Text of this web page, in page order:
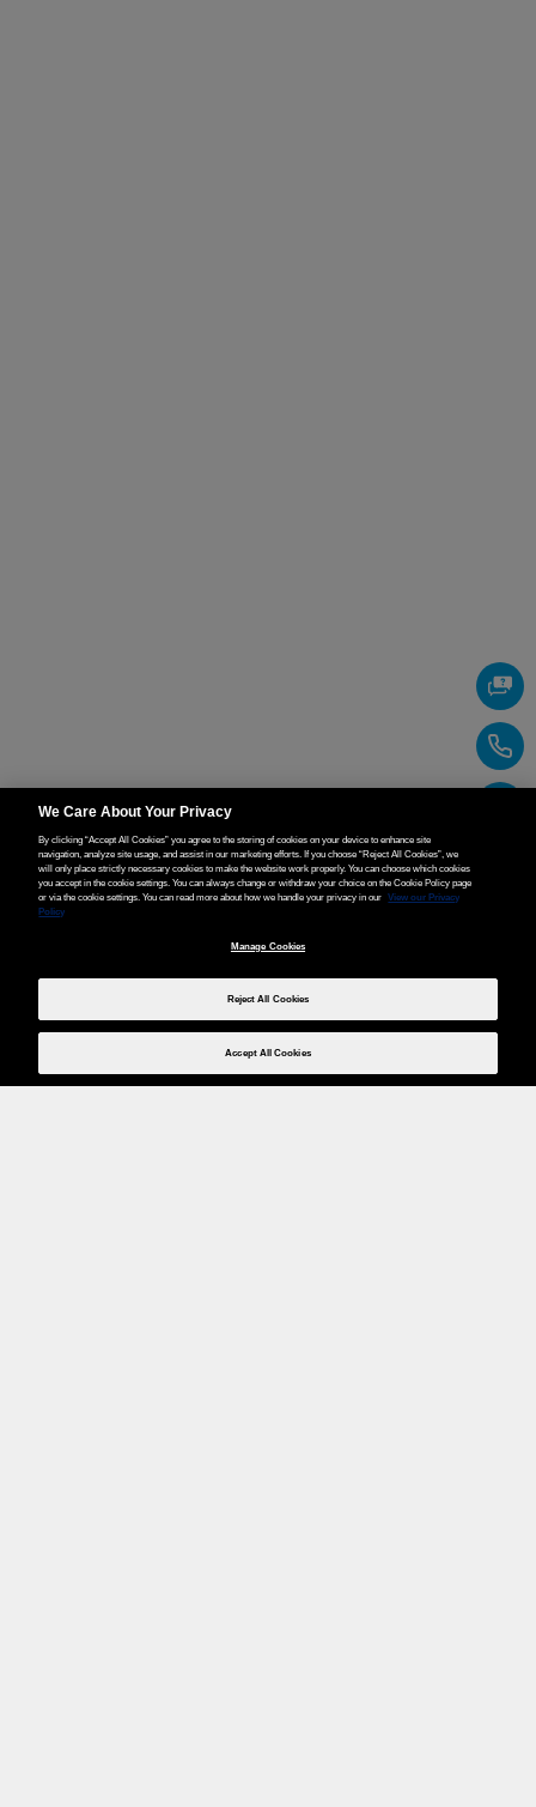
We Care About Your Privacy
By clicking “Accept All Cookies” you agree to the storing of cookies on your device to enhance site
navigation, analyze site usage, and assist in our marketing efforts. If you choose “Reject All Cookies”, we
will only place strictly necessary cookies to make the website work properly. You can choose which cookies
you accept in the cookie settings. You can always change or withdraw your choice on the Cookie Policy page
or via the cookie settings. You can read more about how we handle your privacy in our
View our Privacy
Policy
Manage Cookies
Reject All Cookies
Accept All Cookies